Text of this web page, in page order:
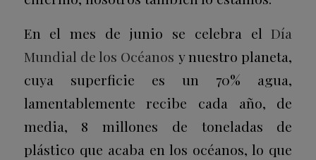
En el mes de junio se celebra el Día
Mundial de los Océanos y nuestro planeta,
cuya superficie es un 70% agua,
lamentablemente recibe cada año, de
media, 8 millones de toneladas de
plástico que acaba en los océanos, lo que